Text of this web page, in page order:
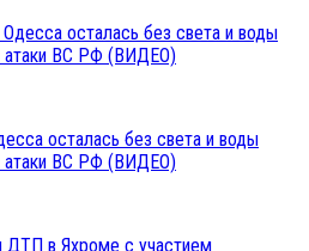
осталась без света и воды
атаки ВС РФ (ВИДЕО)